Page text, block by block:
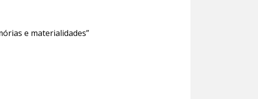
e materialidades”